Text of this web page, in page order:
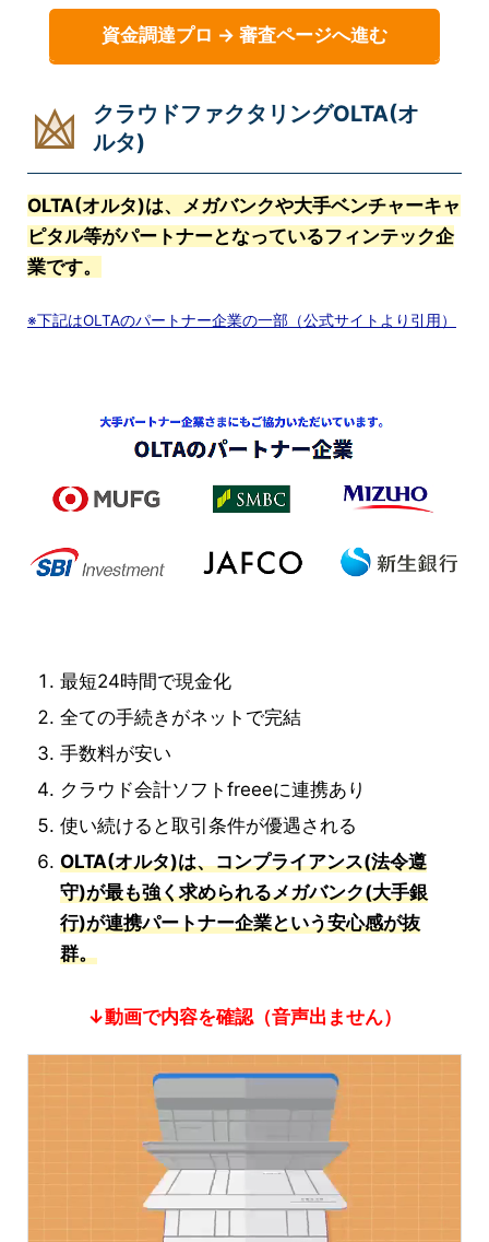
資金調達プロ → 審査ページへ進む
クラウドファクタリングOLTA(オ
ルタ)
OLTA(オルタ)は、メガバンクや大手ベンチャーキャ
ピタル等がパートナーとなっているフィンテック企
業です。
※下記はOLTAのパートナー企業の一部（公式サイトより引用）
最短24時間で現金化
全ての手続きがネットで完結
手数料が安い
クラウド会計ソフトfreeeに連携あり
使い続けると取引条件が優遇される
OLTA(オルタ)は、コンプライアンス(法令遵
守)が最も強く求められるメガバンク(大手銀
行)が連携パートナー企業という安心感が抜
群。
↓動画で内容を確認（音声出ません）